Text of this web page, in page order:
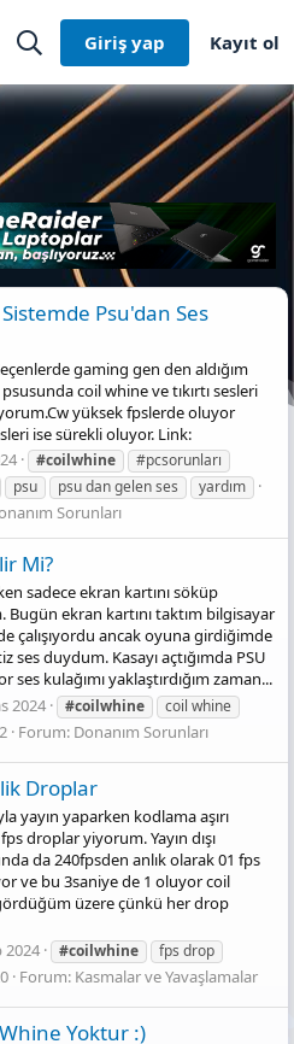
Giriş yap Kayıt ol
Psu'dan Ses
gaming gen den aldığım
coil whine ve tıkırtı sesleri
yüksek fpslerde oluyor
ise sürekli oluyor. Link:
#coilwhine
#pcsorunları
psu psu dan gelen ses yardım
Sorunları
Mi?
sadece ekran kartını söküp
ekran kartını taktım bilgisayar
çalışıyordu ancak oyuna girdiğimde
ses duydum. Kasayı açtığımda PSU
ses kulağımı yaklaştırdığım zaman...
2024 #coilwhine
coil whine
Forum: Donanım Sorunları
Droplar
yayın yaparken kodlama aşırı
droplar yiyorum. Yayın dışı
da 240fpsden anlık olarak 01 fps
ve bu 3saniye de 1 oluyor coil
üzere çünkü her drop
2024 #coilwhine
fps drop
Forum: Kasmalar ve Yavaşlamalar
Yoktur :)